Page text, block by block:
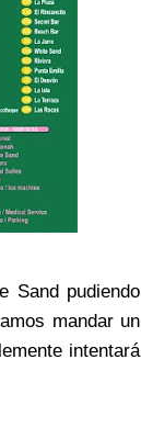
Sand pudiendo
mandar un
intentará